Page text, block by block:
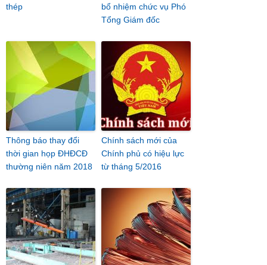
thép
bổ nhiệm chức vụ Phó
Tổng Giám đốc
Thông báo thay đổi
thời gian họp ĐHĐCĐ
thường niên năm 2018
Chính sách mới của
Chính phủ có hiệu lực
từ tháng 5/2016